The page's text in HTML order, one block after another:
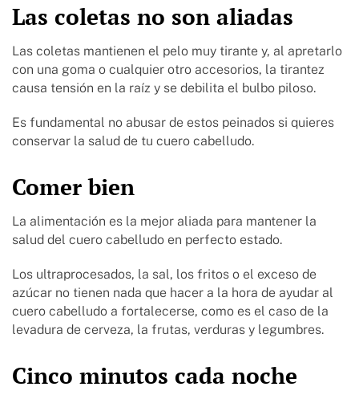
Las coletas no son aliadas
Las coletas mantienen el pelo muy tirante y, al apretarlo
con una goma o cualquier otro accesorios, la tirantez
causa tensión en la raíz y se debilita el bulbo piloso.
Es fundamental no abusar de estos peinados si quieres
conservar la salud de tu cuero cabelludo.
Comer bien
La alimentación es la mejor aliada para mantener la
salud del cuero cabelludo en perfecto estado.
Los ultraprocesados, la sal, los fritos o el exceso de
azúcar no tienen nada que hacer a la hora de ayudar al
cuero cabelludo a fortalecerse, como es el caso de la
levadura de cerveza, la frutas, verduras y legumbres.
Cinco minutos cada noche